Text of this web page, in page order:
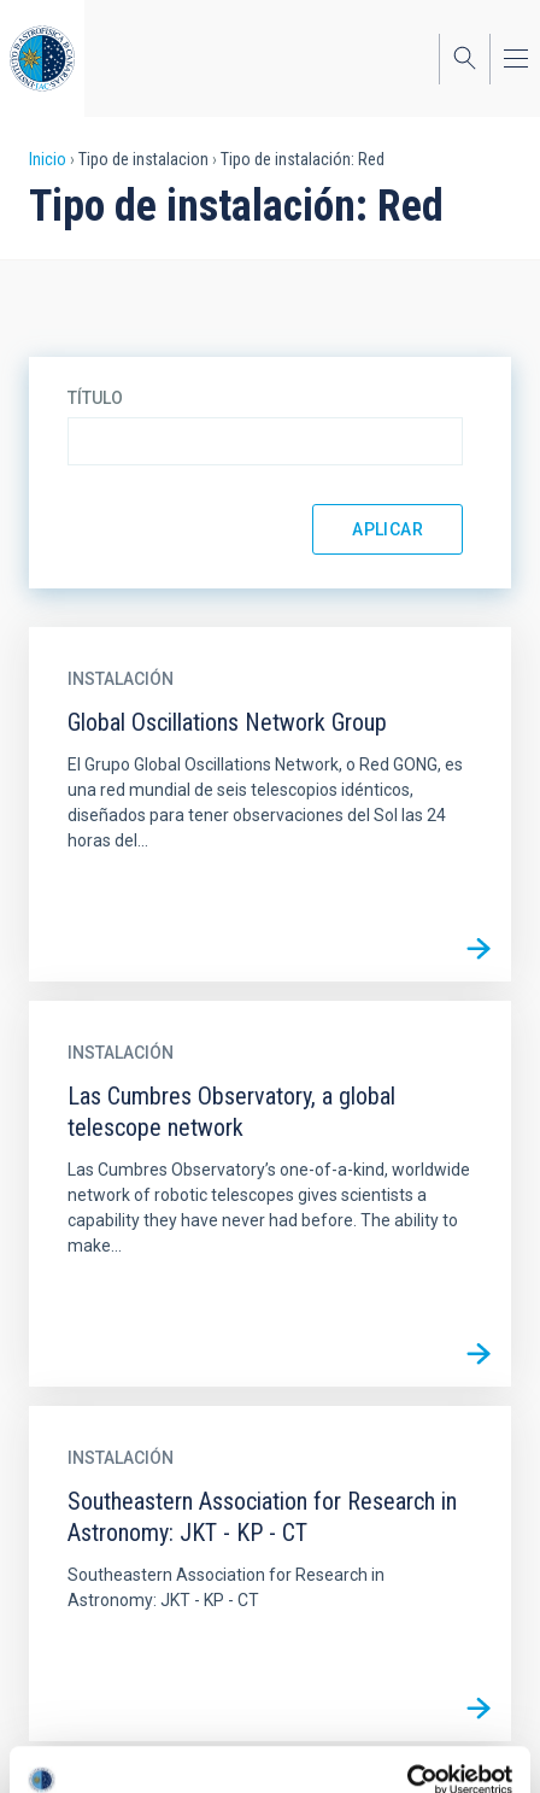
al
contenido
principal
Sobrescribir
enlaces
navegación
Inicio Tipo de instalacion Tipo de instalación: Red
Tipo de instalación: Red
TÍTULO
INSTALACIÓN
Global Oscillations Network Group
El Grupo Global Oscillations Network, o Red GONG, es
una red mundial de seis telescopios idénticos,
diseñados para tener observaciones del Sol las 24
horas del...
INSTALACIÓN
Las Cumbres Observatory, a global
telescope network
Las Cumbres Observatory’s one-of-a-kind, worldwide
network of robotic telescopes gives scientists a
capability they have never had before. The ability to
make...
INSTALACIÓN
Southeastern Association for Research in
Astronomy: JKT - KP - CT
Southeastern Association for Research in
Astronomy: JKT - KP - CT